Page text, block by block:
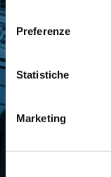
consenso
Preferenze
Statistiche
Marketing